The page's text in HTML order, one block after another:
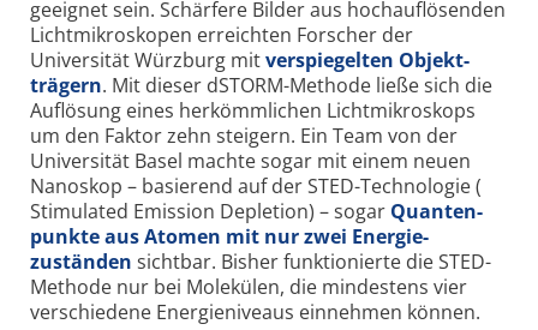
geeignet sein. Schärfere Bilder aus hoch­auflösenden
Licht­mikroskopen erreichten Forscher der
Universität Würzburg mitverspiegelten Objekt­
trägern. Mit dieser dSTORM-Methode ließe sich die
Auflösung eines herkömmlichen Licht­mikroskops
um den Faktor zehn steigern. Ein Team von der
Universität Basel machte sogar mit einem neuen
Nano­skop – basierend auf der STED-Technologie (
Stimulated Emission Depletion) – sogar Quanten­
punkte aus Atomen mit nur zwei Energie­
zuständen sichtbar. Bisher funktionierte die STED-
Methode nur bei Molekülen, die mindestens vier
verschiedene Energie­niveaus einnehmen können.